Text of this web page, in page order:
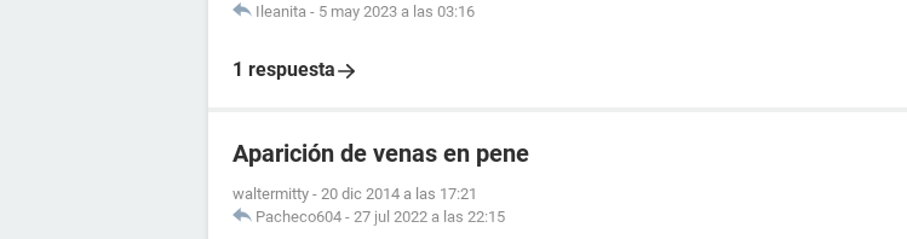
Ileanita - 5 may 2023 a las 03:16
1 respuesta
Aparición de venas en pene
waltermitty - 20 dic 2014 a las 17:21
Pacheco604 - 27 jul 2022 a las 22:15